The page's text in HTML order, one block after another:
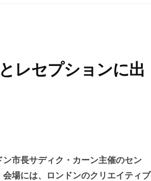
レセプションに出
市長サディク・カーン主催のセン
場には、ロンドンのクリエイティブ